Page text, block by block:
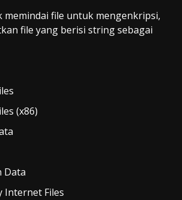
memindai file untuk mengenkripsi,
file yang berisi string sebagai
(x86)
Data
Internet Files